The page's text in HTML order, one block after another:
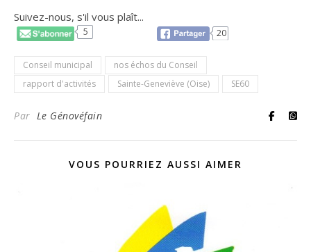
Suivez-nous, s'il vous plaît...
5 20
Conseil municipal
nos échos du Conseil
rapport d'activités
Sainte-Geneviève (Oise) SE60
Par Le Génovéfain
VOUS POURRIEZ AUSSI AIMER